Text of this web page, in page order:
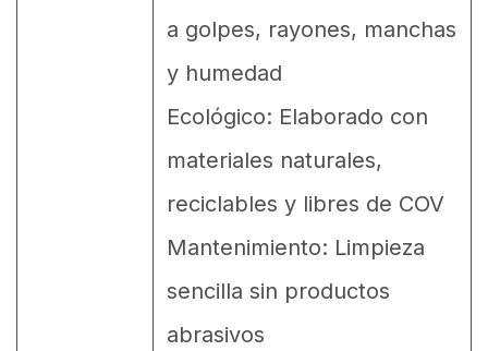
a golpes, rayones, manchas
y humedad
Ecológico: Elaborado con
materiales naturales,
reciclables y libres de COV
Mantenimiento: Limpieza
sencilla sin productos
abrasivos